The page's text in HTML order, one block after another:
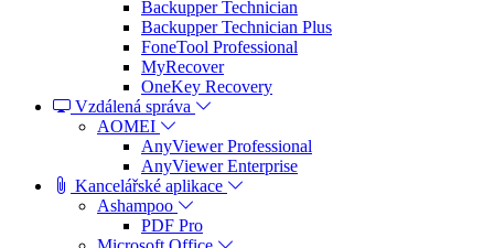
Backupper Technician
Backupper Technician Plus
FoneTool Professional
MyRecover
OneKey Recovery
Vzdálená správa
AOMEI
AnyViewer Professional
AnyViewer Enterprise
Kancelářské aplikace
Ashampoo
PDF Pro